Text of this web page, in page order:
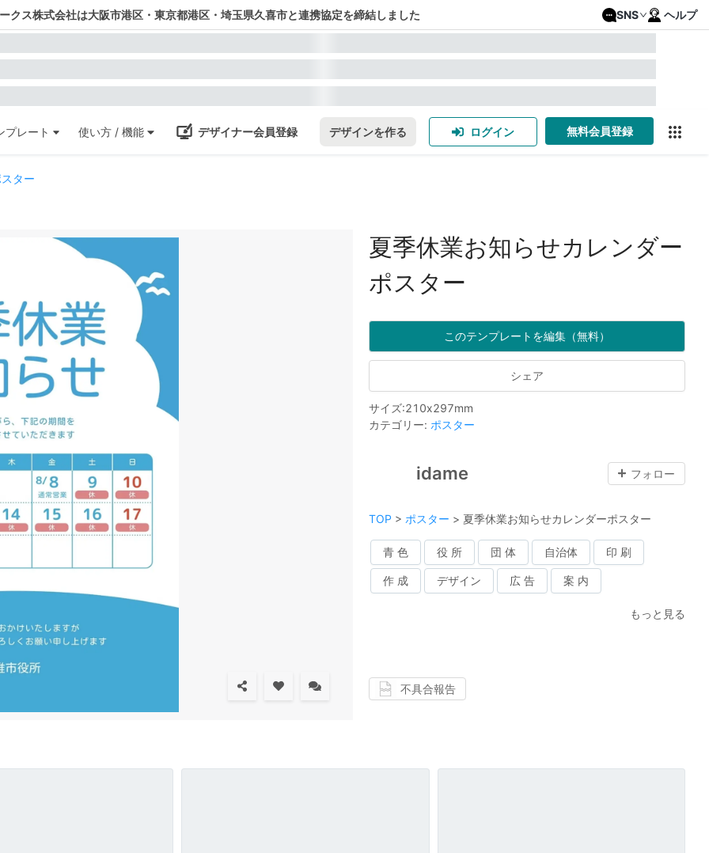
クス株式会社は大阪市港区・東京都港区・埼玉県久喜市と連携協定を締結しました SNS ヘルプ
プレート 使い方 / 機能 デザイナー会員登録 デザインを作る ログイン 無料会員登録
ター
夏季休業お知らせカレンダー
ポスター
このテンプレートを編集（無料）
シェア
サイズ:210x297mm
カテゴリー: ポスター
idame フォロー
TOP > ポスター > 夏季休業お知らせカレンダーポスター
青 色 役 所 団 体 自治体 印 刷
作 成 デザイン 広 告 案 内
もっと見る
不具合報告